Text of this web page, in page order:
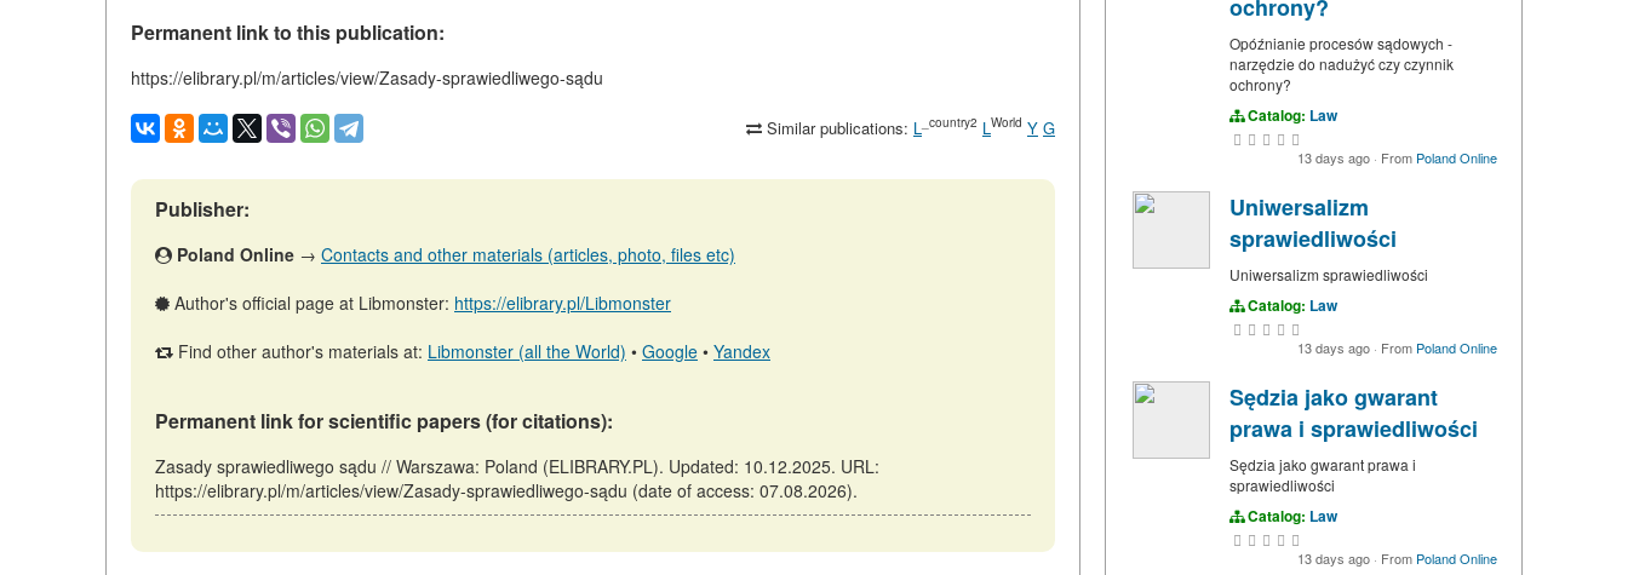
Permanent link to this publication:
https://elibrary.pl/m/articles/view/Zasady-sprawiedliwego-sądu
Similar publications: L _country2 LWorld Y G
Publisher:
Poland Online → Contacts and other materials (articles, photo, files etc)
Author's official page at Libmonster: https://elibrary.pl/Libmonster
Find other author's materials at: Libmonster (all the World) • Google • Yandex
Permanent link for scientific papers (for citations):
Zasady sprawiedliwego sądu // Warszawa: Poland (ELIBRARY.PL). Updated: 10.12.2025. URL:
https://elibrary.pl/m/articles/view/Zasady-sprawiedliwego-sądu (date of access: 07.08.2026).
ochrony?
Opóźnianie procesów sądowych -
narzędzie do nadużyć czy czynnik
ochrony?
Catalog: Law
13 days ago · From Poland Online
Uniwersalizm
sprawiedliwości
Uniwersalizm sprawiedliwości
Catalog: Law
13 days ago · From Poland Online
Sędzia jako gwarant
prawa i sprawiedliwości
Sędzia jako gwarant prawa i
sprawiedliwości
Catalog: Law
13 days ago · From Poland Online